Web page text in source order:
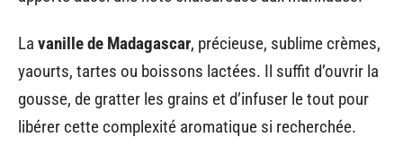
La vanille de Madagascar, précieuse, sublime crèmes,
yaourts, tartes ou boissons lactées. Il suffit d’ouvrir la
gousse, de gratter les grains et d’infuser le tout pour
libérer cette complexité aromatique si recherchée.